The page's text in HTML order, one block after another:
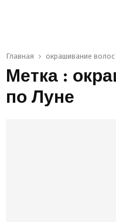
Главная окрашивание волос
Метка :
по Луне